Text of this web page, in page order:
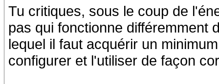
Tu critiques, sous le coup de
pas qui fonctionne différemment
lequel il faut acquérir un
configurer et l'utiliser de façon